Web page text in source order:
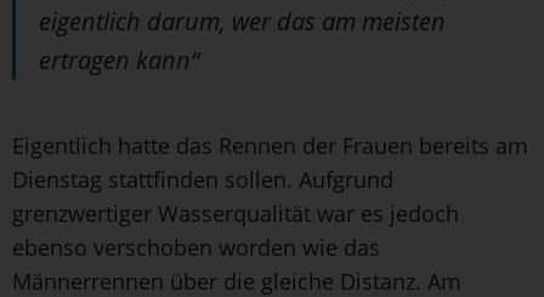
eigentlich darum, wer das am meisten
ertragen kann“
Eigentlich hatte das Rennen der Frauen bereits am
Dienstag stattfinden sollen. Aufgrund
grenzwertiger Wasserqualität war es jedoch
ebenso verschoben worden wie das
Männerrennen über die gleiche Distanz. Am